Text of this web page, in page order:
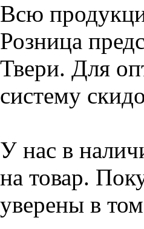
Всю
Розница
Твери. Для
систему
У нас в
на товар.
уверены в